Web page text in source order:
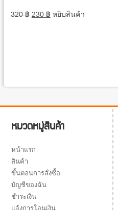
320฿ 230 ฿ หยิบสินค้า
หมวดหมู่สินค้า
หน้าแรก
สินค้า
ขั้นตอนการสั่งซื้อ
บัญชีของฉัน
ชำระเงิน
แจ้งการโอนเงิน